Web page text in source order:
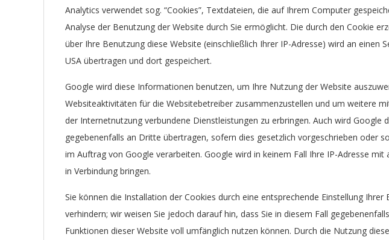
Analytics verwendet sog. “Cookies”, Textdateien, die auf Ihrem Computer
Analyse der Benutzung der Website durch Sie ermöglicht. Die durch den Cookie
über Ihre Benutzung diese Website (einschließlich Ihrer IP-Adresse) wird an einen
USA übertragen und dort gespeichert.
Google wird diese Informationen benutzen, um Ihre Nutzung der Website
Websiteaktivitäten für die Websitebetreiber zusammenzustellen und um weitere
der Internetnutzung verbundene Dienstleistungen zu erbringen. Auch wird Google
gegebenenfalls an Dritte übertragen, sofern dies gesetzlich vorgeschrieben oder
im Auftrag von Google verarbeiten. Google wird in keinem Fall Ihre IP-Adresse mit
in Verbindung bringen.
Sie können die Installation der Cookies durch eine entsprechende Einstellung Ihrer
verhindern; wir weisen Sie jedoch darauf hin, dass Sie in diesem Fall
Funktionen dieser Website voll umfänglich nutzen können. Durch die Nutzung